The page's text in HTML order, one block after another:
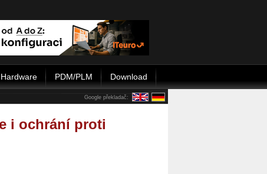
Hardware PDM/PLM Download
Google překladač:
i ochrání proti